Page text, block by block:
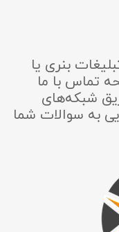
بنری یا
تماس با ما
شبکه‌های
به سوالات شما